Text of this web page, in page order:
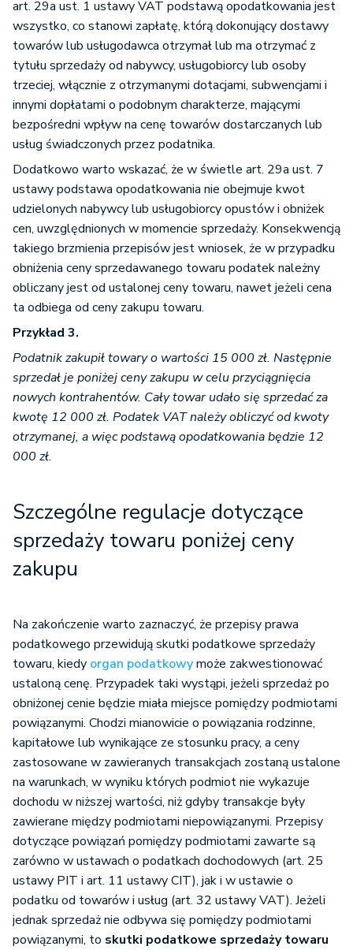
art. 29a ust. 1 ustawy VAT podstawą opodatkowania jest
wszystko, co stanowi zapłatę, którą dokonujący dostawy
towarów lub usługodawca otrzymał lub ma otrzymać z
tytułu sprzedaży od nabywcy, usługobiorcy lub osoby
trzeciej, włącznie z otrzymanymi dotacjami, subwencjami i
innymi dopłatami o podobnym charakterze, mającymi
bezpośredni wpływ na cenę towarów dostarczanych lub
usług świadczonych przez podatnika.
Dodatkowo warto wskazać, że w świetle art. 29a ust. 7
ustawy podstawa opodatkowania nie obejmuje kwot
udzielonych nabywcy lub usługobiorcy opustów i obniżek
cen, uwzględnionych w momencie sprzedaży. Konsekwencją
takiego brzmienia przepisów jest wniosek, że w przypadku
obniżenia ceny sprzedawanego towaru podatek należny
obliczany jest od ustalonej ceny towaru, nawet jeżeli cena
ta odbiega od ceny zakupu towaru.
Przykład 3.
Podatnik zakupił towary o wartości 15 000 zł. Następnie
sprzedał je poniżej ceny zakupu w celu przyciągnięcia
nowych kontrahentów. Cały towar udało się sprzedać za
kwotę 12 000 zł. Podatek VAT należy obliczyć od kwoty
otrzymanej, a więc podstawą opodatkowania będzie 12
000 zł.
Szczególne regulacje dotyczące
sprzedaży towaru poniżej ceny
zakupu
Na zakończenie warto zaznaczyć, że przepisy prawa
podatkowego przewidują skutki podatkowe sprzedaży
towaru, kiedy organ podatkowymoże zakwestionować
ustaloną cenę. Przypadek taki wystąpi, jeżeli sprzedaż po
obniżonej cenie będzie miała miejsce pomiędzy podmiotami
powiązanymi. Chodzi mianowicie o powiązania rodzinne,
kapitałowe lub wynikające ze stosunku pracy, a ceny
zastosowane w zawieranych transakcjach zostaną ustalone
na warunkach, w wyniku których podmiot nie wykazuje
dochodu w niższej wartości, niż gdyby transakcje były
zawierane między podmiotami niepowiązanymi. Przepisy
dotyczące powiązań pomiędzy podmiotami zawarte są
zarówno w ustawach o podatkach dochodowych (art. 25
ustawy PIT i art. 11 ustawy CIT), jak i w ustawie o
podatku od towarów i usług (art. 32 ustawy VAT). Jeżeli
jednak sprzedaż nie odbywa się pomiędzy podmiotami
powiązanymi, to skutki podatkowe sprzedaży towaru